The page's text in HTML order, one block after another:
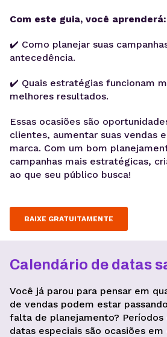
Com este guia, você aprenderá:
✔️ Como planejar suas
antecedência.
✔️ Quais estratégias funcionam
melhores resultados.
Essas ocasiões são
clientes, aumentar suas vendas
marca. Com um bom
campanhas mais estratégicas,
ao que seu público busca!
BAIXE GRATUITAMENTE
Calendário de datas
Você já parou para pensar em
de vendas podem estar
falta de planejamento?
datas especiais são ocasiões